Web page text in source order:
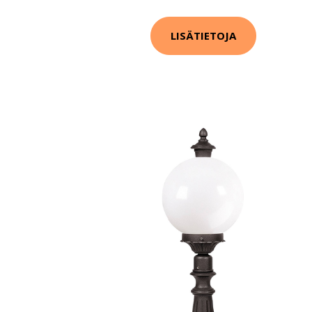
LISÄTIETOJA